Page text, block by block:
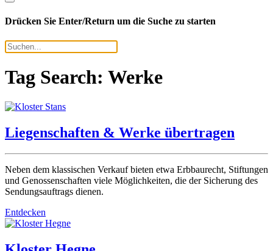
Drücken Sie Enter/Return um die Suche zu starten
Tag Search: Werke
Liegenschaften & Werke übertragen
Neben dem klassischen Verkauf bieten etwa Erbbaurecht, Stiftungen
und Genossenschaften viele Möglichkeiten, die der Sicherung des
Sendungsauftrags dienen.
Entdecken